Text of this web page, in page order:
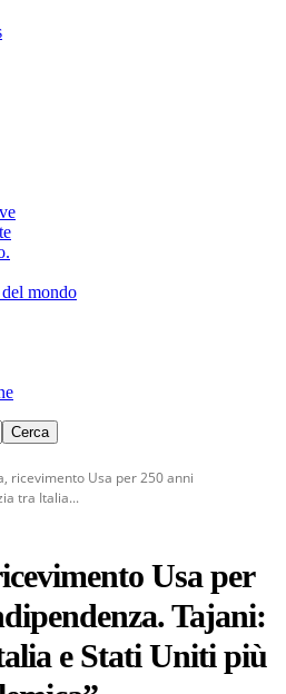
mondo
ricevimento Usa per 250 anni
tra Italia...
Usa per
Tajani:
e Stati Uniti più